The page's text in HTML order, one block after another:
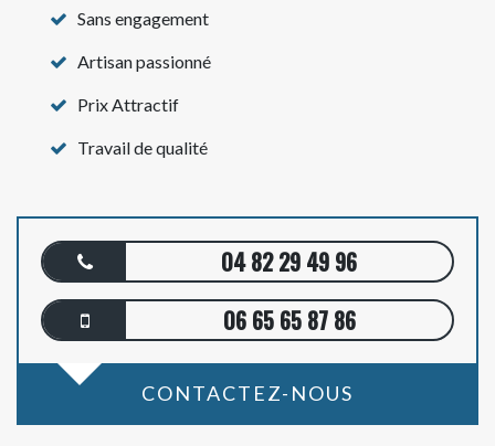
Sans engagement
Artisan passionné
Prix Attractif
Travail de qualité
04 82 29 49 96
06 65 65 87 86
CONTACTEZ-NOUS